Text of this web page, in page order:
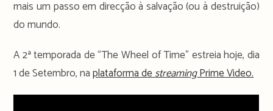
mais um passo em direcção à salvação (ou à destruição)
do mundo.
A 2ª temporada de “The Wheel of Time” estreia hoje, dia
1 de Setembro, naplataforma destreamingPrime Video.